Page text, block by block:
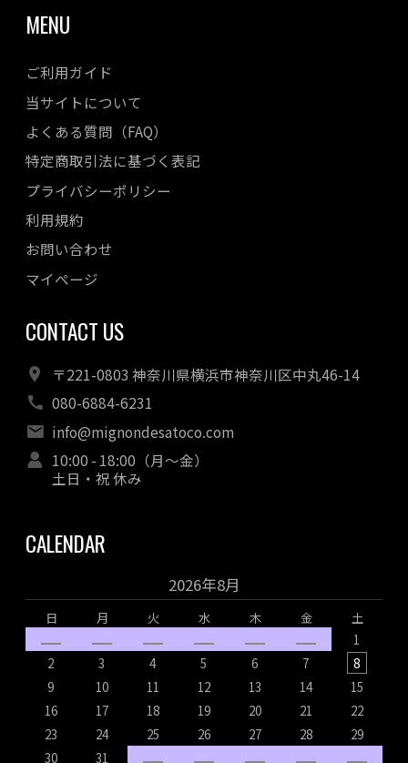
MENU
ご利用ガイド
当サイトについて
よくある質問（FAQ）
特定商取引法に基づく表記
プライバシーポリシー
利用規約
お問い合わせ
マイページ
CONTACT US
〒221-0803 神奈川県横浜市神奈川区中丸46-14
080-6884-6231
info@mignondesatoco.com
10:00 - 18:00（月～金）
土日・祝 休み
CALENDAR
2026年8月
日 月 火 水 木 金
土
1
2
3 4 5 6 7
8
9
10 11 12 13 14
15
16
17 18 19 20 21
22
23
24 25 26 27 28
29
30
31